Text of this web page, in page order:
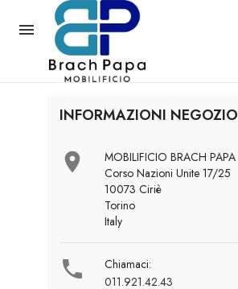

INFORMAZIONI NEGOZIO

MOBILIFICIO BRACH PAPA
Corso Nazioni Unite 17/25
10073 Ciriè
Torino
Italy

Chiamaci:
011.921.42.43